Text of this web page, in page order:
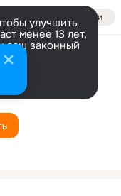
Войти
улучшить
менее 13 лет,
ваш законный